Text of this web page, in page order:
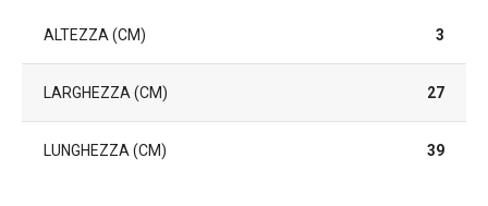
ALTEZZA (CM) 3
LARGHEZZA (CM) 27
LUNGHEZZA (CM) 39